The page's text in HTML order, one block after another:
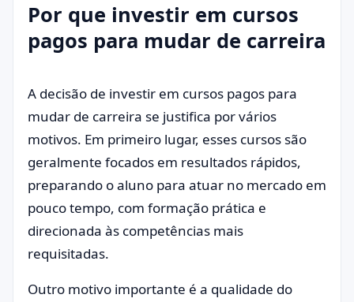
Por que investir em cursos
pagos para mudar de carreira
A decisão de investir em cursos pagos para
mudar de carreira se justifica por vários
motivos. Em primeiro lugar, esses cursos são
geralmente focados em resultados rápidos,
preparando o aluno para atuar no mercado em
pouco tempo, com formação prática e
direcionada às competências mais
requisitadas.
Outro motivo importante é a qualidade do